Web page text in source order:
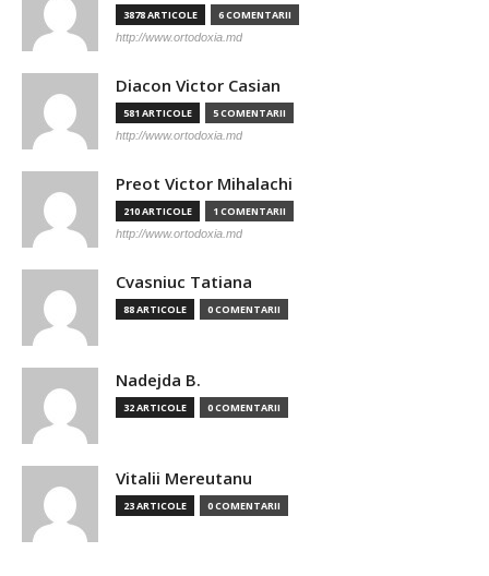
3878 ARTICOLE 6 COMENTARII
http://www.ortodoxia.md
Diacon Victor Casian
581 ARTICOLE 5 COMENTARII
http://www.ortodoxia.md
Preot Victor Mihalachi
210 ARTICOLE 1 COMENTARII
http://www.ortodoxia.md
Cvasniuc Tatiana
88 ARTICOLE 0 COMENTARII
Nadejda B.
32 ARTICOLE 0 COMENTARII
Vitalii Mereutanu
23 ARTICOLE 0 COMENTARII